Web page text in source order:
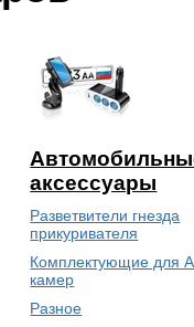
аксессуары
Разветвители гнезда
прикуривателя
Комплектующие для
камер
Разное